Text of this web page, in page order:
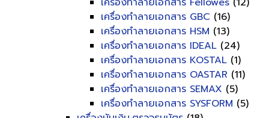
เครื่องทำลายเอกสาร GBC (16)
เครื่องทำลายเอกสาร HSM (13)
เครื่องทำลายเอกสาร IDEAL (24)
เครื่องทำลายเอกสาร KOSTAL (1)
เครื่องทำลายเอกสาร OASTAR (11)
เครื่องทำลายเอกสาร SEMAX (5)
เครื่องทำลายเอกสาร SYSFORM (5)